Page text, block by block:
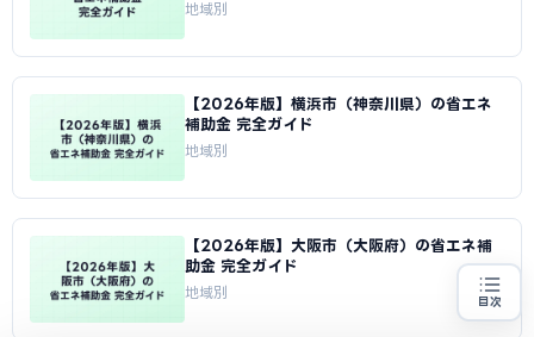
地域別
【2026年版】横浜市（神奈川県）の省エネ
補助金 完全ガイド
地域別
【2026年版】大阪市（大阪府）の省エネ補
助金 完全ガイド
地域別
目次